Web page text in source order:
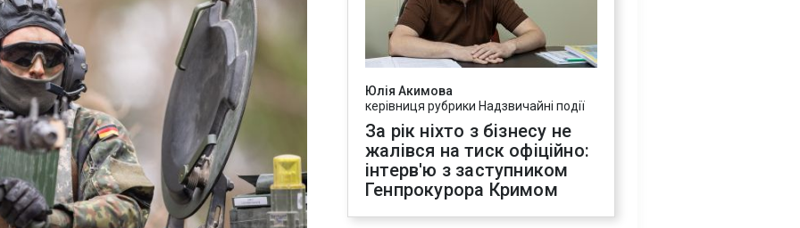
Юлія Акимова
керівниця рубрики Надзвичайні події
За рік ніхто з бізнесу не
жалівся на тиск офіційно:
інтерв'ю з заступником
Генпрокурора Кримом